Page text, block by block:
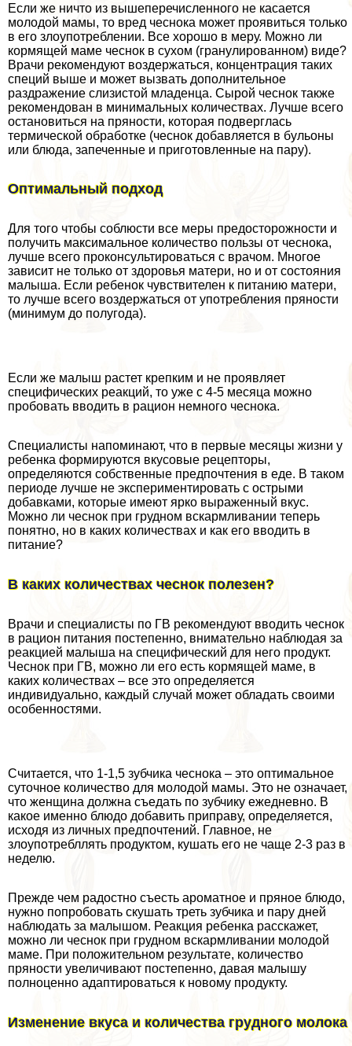
Если же ничто из вышеперечисленного не касается
молодой мамы, то вред чеснока может проявиться только
в его злоупотрeблении. Все хорошо в меру. Можно ли
кормящей маме чеснок в сухом (гранулированном) виде?
Врачи рекомендуют воздержаться, концентрация таких
специй выше и может вызвать дополнительное
раздражение слизистой младенца. Сырой чеснок также
рекомендован в минимальных количествах. Лучше всего
остановиться на пряности, которая подверглась
термической обработке (чеснок добавляется в бульоны
или блюда, запеченные и приготовленные на пару).
Оптимальный подход
Для того чтобы соблюсти все меры предосторожности и
получить максимальное количество пользы от чеснока,
лучше всего проконсультироваться с врачом. Многое
зависит не только от здоровья матери, но и от состояния
малыша. Если ребенок чувствителен к питанию матери,
то лучше всего воздержаться от употрeбления пряности
(минимум до полугода).
Если же малыш растет крепким и не проявляет
специфических реакций, то уже с 4-5 месяца можно
пробовать вводить в рацион немного чеснока.
Специалисты напоминают, что в первые месяцы жизни у
ребенка формируются вкусовые рецепторы,
определяются собственные предпочтения в еде. В таком
периоде лучше не экспериментировать с острыми
добавками, которые имеют ярко выраженный вкус.
Можно ли чеснок при грудном вскармливании теперь
понятно, но в каких количествах и как его вводить в
питание?
В каких количествах чеснок полезен?
Врачи и специалисты по ГВ рекомендуют вводить чеснок
в рацион питания постепенно, внимательно наблюдая за
реакцией малыша на специфический для него продукт.
Чеснок при ГВ, можно ли его есть кормящей маме, в
каких количествах – все это определяется
индивидуально, каждый случай может обладать своими
особенностями.
Считается, что 1-1,5 зубчика чеснока – это оптимальное
суточное количество для молодой мамы. Это не означает,
что женщина должна съедать по зубчику ежедневно. В
какое именно блюдо добавить приправу, определяется,
исходя из личных предпочтений. Главное, не
злоупотрeбллять продуктом, кушать его не чаще 2-3 раз в
неделю.
Прежде чем радостно съесть ароматное и пряное блюдо,
нужно попробовать скушать треть зубчика и пару дней
наблюдать за малышом. Реакция ребенка расскажет,
можно ли чеснок при грудном вскармливании молодой
маме. При положительном результате, количество
пряности увеличивают постепенно, давая малышу
полноценно адаптироваться к новому продукту.
Изменение вкуса и количества грудного молока